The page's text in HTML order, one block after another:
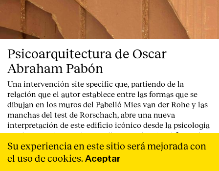
Psicoarquitectura de Oscar
Abraham Pabón
Una intervención site specific que, partiendo de la
relación que el autor establece entre las formas que se
dibujan en los muros del Pabelló Mies van der Rohe y las
manchas del test de Rorschach, abre una nueva
interpretación de este edificio icónico desde la psicologia
en el marco de Barcelona Gallery Weekend y el festival
Swab. Leer Más
Su experiencia en este sitio será mejorada con
el uso de cookies. Aceptar